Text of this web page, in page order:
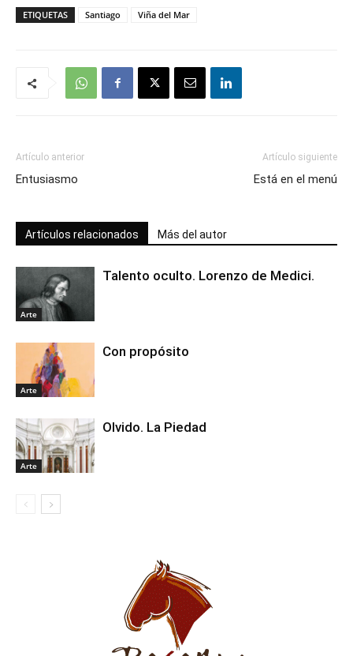
ETIQUETAS Santiago Viña del Mar
Artículo anterior
Entusiasmo
Artículo siguiente
Está en el menú
Artículos relacionados Más del autor
Arte
Talento oculto. Lorenzo de Medici.
Arte
Con propósito
Arte
Olvido. La Piedad